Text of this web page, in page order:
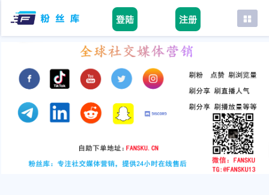
登陆 注册
首页
tiktok
youtube
instagram